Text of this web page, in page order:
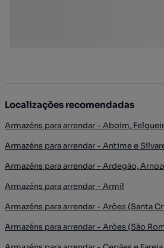
Localizações recomendadas
Armazéns para arrendar - Aboim,
Armazéns para arrendar - Antime e
Armazéns para arrendar - Ardegão,
Armazéns para arrendar - Armil
Armazéns para arrendar - Arões (Santa
Armazéns para arrendar - Arões (São